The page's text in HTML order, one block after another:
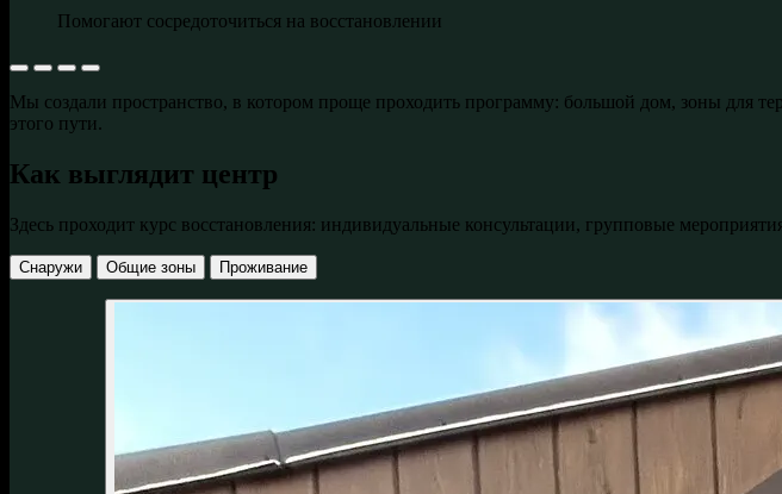
Помогают сосредоточиться на восстановлении
Мы создали пространство, в котором проще проходить программу: большой дом, зоны для
этого пути.
Как выглядит центр
Здесь проходит курс восстановления: индивидуальные консультации, групповые
Снаружи Общие зоны Проживание